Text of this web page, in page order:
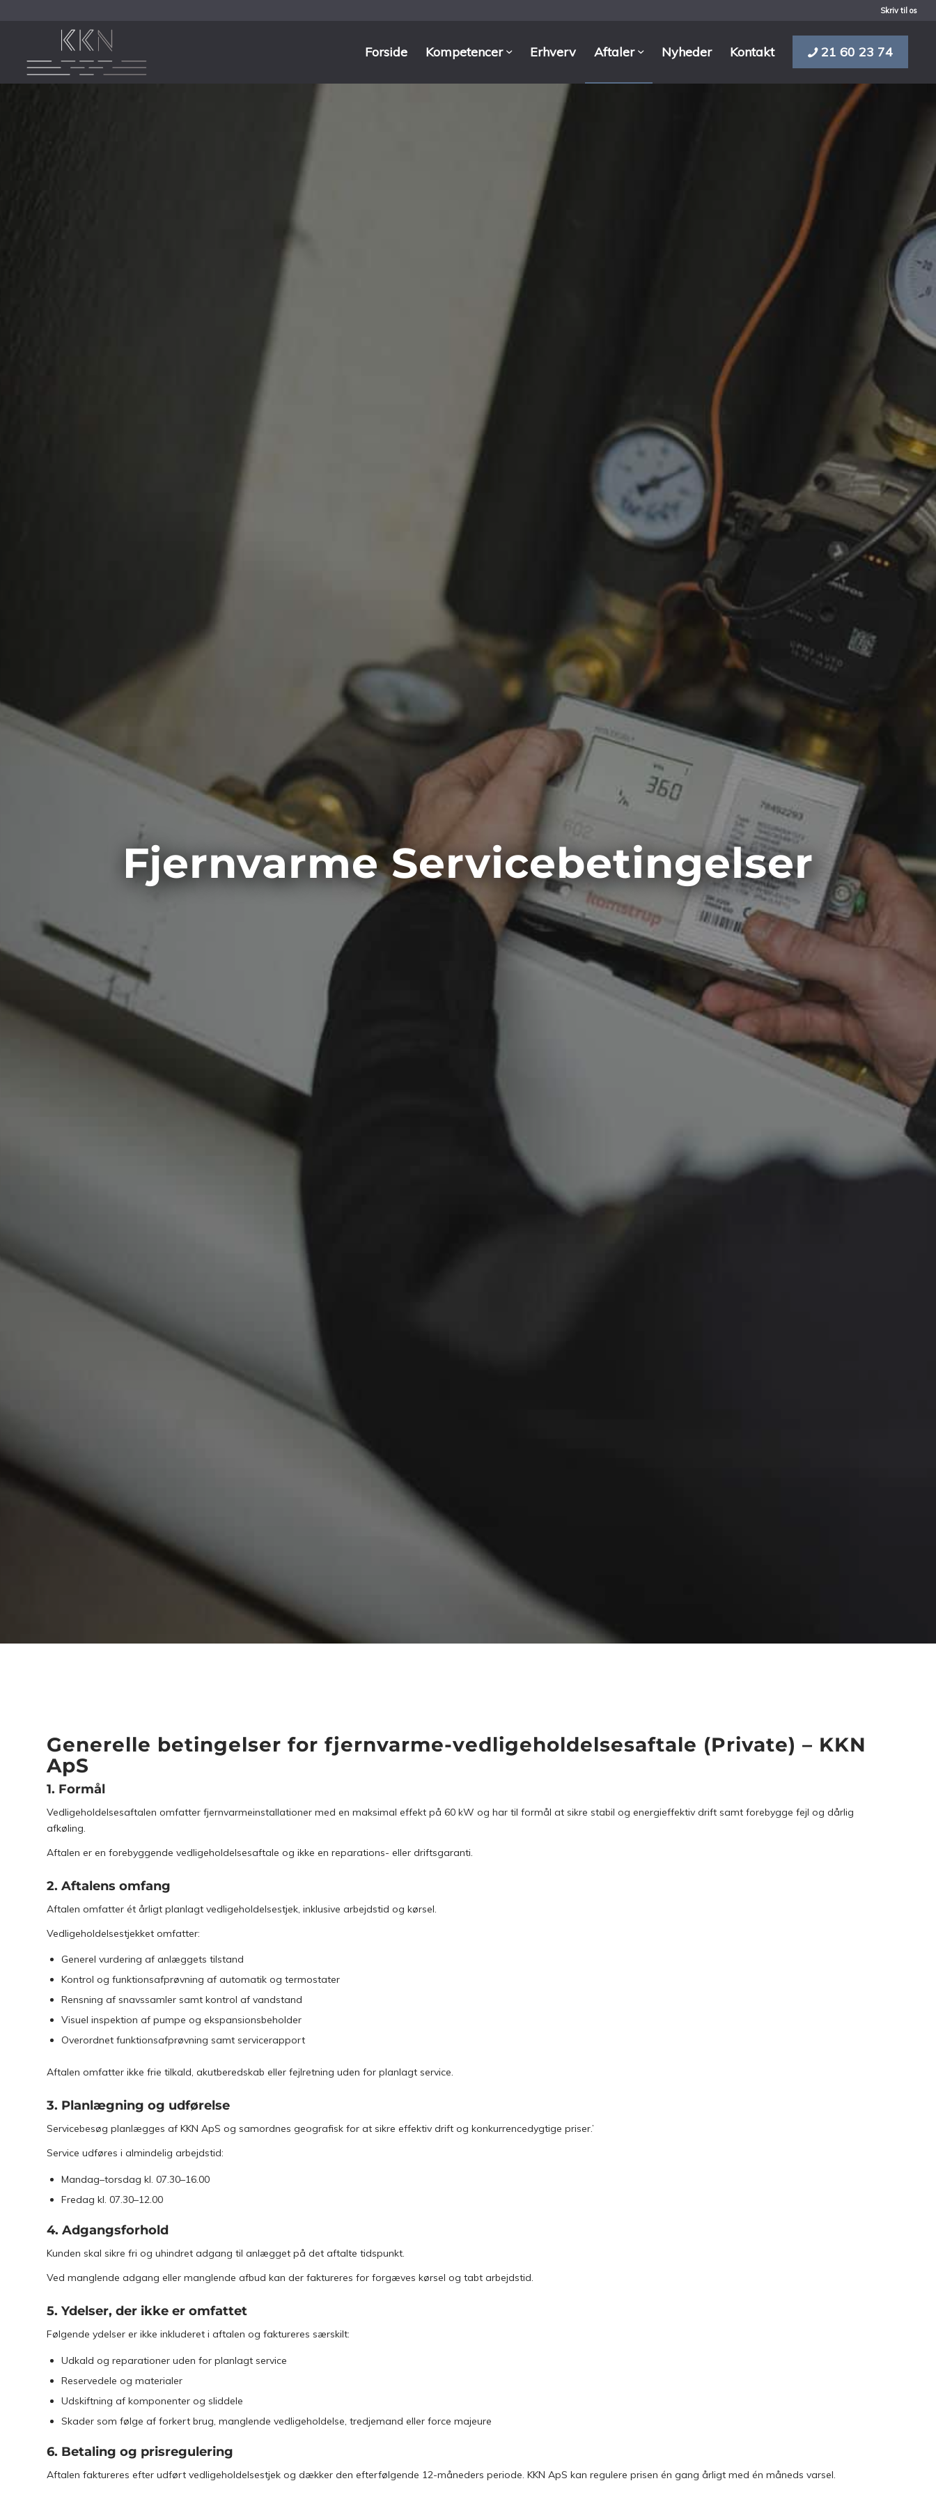
Skriv til os
Forside Kompetencer Erhverv Aftaler Nyheder Kontakt 21 60 23 74
Fjernvarme Servicebetingelser
Generelle betingelser for fjernvarme-vedligeholdelsesaftale (Private) – KKN
ApS
1. Formål
Vedligeholdelsesaftalen omfatter fjernvarmeinstallationer med en maksimal effekt på 60 kW og har til formål at sikre stabil og energieffektiv drift samt forebygge fejl og dårlig
afkøling.
Aftalen er en forebyggende vedligeholdelsesaftale og ikke en reparations- eller driftsgaranti.
2. Aftalens omfang
Aftalen omfatter ét årligt planlagt vedligeholdelsestjek, inklusive arbejdstid og kørsel.
Vedligeholdelsestjekket omfatter:
Generel vurdering af anlæggets tilstand
Kontrol og funktionsafprøvning af automatik og termostater
Rensning af snavssamler samt kontrol af vandstand
Visuel inspektion af pumpe og ekspansionsbeholder
Overordnet funktionsafprøvning samt servicerapport
Aftalen omfatter ikke frie tilkald, akutberedskab eller fejlretning uden for planlagt service.
3. Planlægning og udførelse
Servicebesøg planlægges af KKN ApS og samordnes geografisk for at sikre effektiv drift og konkurrencedygtige priser.’
Service udføres i almindelig arbejdstid:
Mandag–torsdag kl. 07.30–16.00
Fredag kl. 07.30–12.00
4. Adgangsforhold
Kunden skal sikre fri og uhindret adgang til anlægget på det aftalte tidspunkt.
Ved manglende adgang eller manglende afbud kan der faktureres for forgæves kørsel og tabt arbejdstid.
5. Ydelser, der ikke er omfattet
Følgende ydelser er ikke inkluderet i aftalen og faktureres særskilt:
Udkald og reparationer uden for planlagt service
Reservedele og materialer
Udskiftning af komponenter og sliddele
Skader som følge af forkert brug, manglende vedligeholdelse, tredjemand eller force majeure
6. Betaling og prisregulering
Aftalen faktureres efter udført vedligeholdelsestjek og dækker den efterfølgende 12-måneders periode. KKN ApS kan regulere prisen én gang årligt med én måneds varsel.